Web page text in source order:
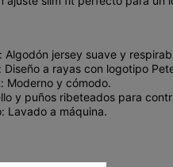
Algodón jersey suave y
Diseño a rayas con logotipo
Moderno y cómodo.
y puños ribeteados para
Lavado a máquina.